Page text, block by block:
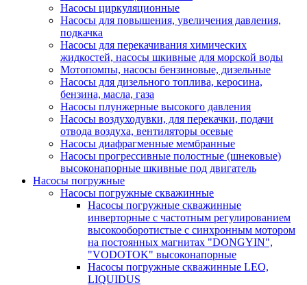
Насосы циркуляционные
Насосы для повышения, увеличения давления,
подкачка
Насосы для перекачивания химических
жидкостей, насосы шкивные для морской воды
Мотопомпы, насосы бензиновые, дизельные
Насосы для дизельного топлива, керосина,
бензина, масла, газа
Насосы плунжерные высокого давления
Насосы воздуходувки, для перекачки, подачи
отвода воздуха, вентиляторы осевые
Насосы диафрагменные мембранные
Насосы прогрессивные полостные (шнековые)
высоконапорные шкивные под двигатель
Насосы погружные
Насосы погружные скважинные
Насосы погружные скважинные
инверторные с частотным регулированием
высокооборотистые с синхронным мотором
на постоянных магнитах "DONGYIN",
"VODOTOK" высоконапорные
Насосы погружные скважинные LEO,
LIQUIDUS